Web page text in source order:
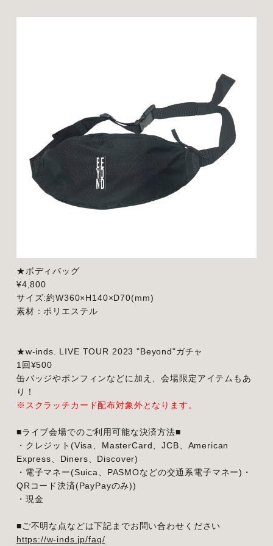
★ボディバッグ
¥4,800
サイズ:約W360×H140×D70(mm)
素材：ポリエステル
★w-inds. LIVE TOUR 2023 "Beyond"ガチャ
1回¥500
缶バッジやボンフィンなどに加え、会場限定アイテムもあ
り！
※スクラッチカード配布対象外となります。
■ライブ会場でのご利用可能な決済方法■
・クレジット(Visa、MasterCard、JCB、American
Express、Diners、Discover)
・電子マネー(Suica、PASMOなどの交通系電子マネー)・
QRコード決済(PayPayのみ))
・現金
■ご不明な点などは下記までお問い合わせください
https://w-inds.jp/faq/